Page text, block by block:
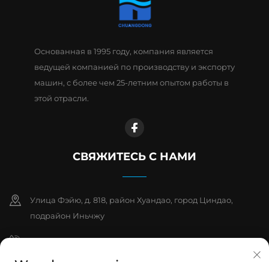
Основанная в 1995 году, компания является
ведущей компанией по производству и экспорту
машин, с более чем 25-летним опытом работы в
этой отрасли.
СВЯЖИТЕСЬ С НАМИ
Улица Фэйю, д. 818, район Хуандао, город Циндао,
подрайон Иньчжу